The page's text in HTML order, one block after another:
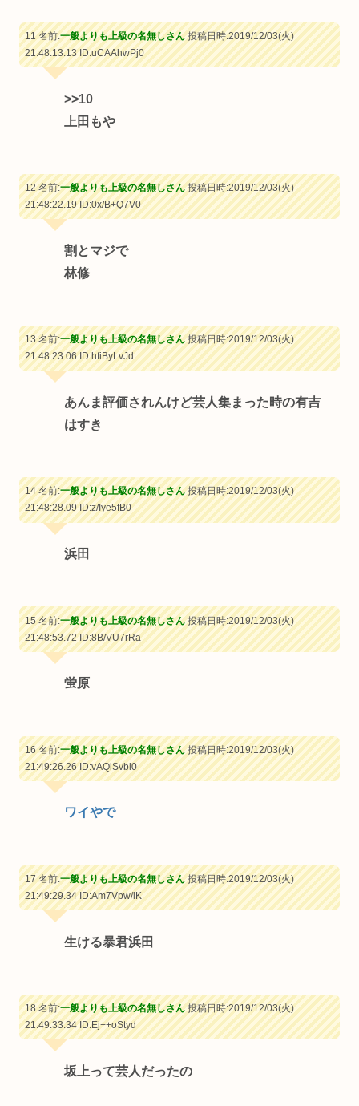
11 名前:一般よりも上級の名無しさん投稿日時:2019/12/03(火)
21:48:13.13ID:uCAAhwPj0
>>10
上田もや
12 名前:一般よりも上級の名無しさん投稿日時:2019/12/03(火)
21:48:22.19ID:0x/B+Q7V0
割とマジで
林修
13 名前:一般よりも上級の名無しさん投稿日時:2019/12/03(火)
21:48:23.06ID:hfiByLvJd
あんま評価されんけど芸人集まった時の有吉
はすき
14 名前:一般よりも上級の名無しさん投稿日時:2019/12/03(火)
21:48:28.09ID:z/Iye5fB0
浜田
15 名前:一般よりも上級の名無しさん投稿日時:2019/12/03(火)
21:48:53.72ID:8B/VU7rRa
蛍原
16 名前:一般よりも上級の名無しさん投稿日時:2019/12/03(火)
21:49:26.26ID:vAQlSvbl0
ワイやで
17 名前:一般よりも上級の名無しさん投稿日時:2019/12/03(火)
21:49:29.34ID:Am7Vpw/lK
生ける暴君浜田
18 名前:一般よりも上級の名無しさん投稿日時:2019/12/03(火)
21:49:33.34ID:Ej++oStyd
坂上って芸人だったの